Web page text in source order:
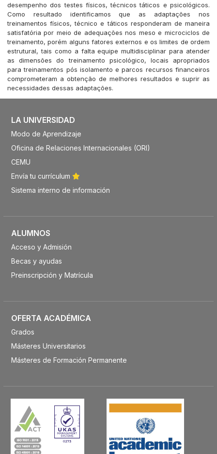
desempenho dos testes físicos, técnicos táticos e psicológicos.
Como resultado identificamos que as adaptações nos
treinamentos físicos, técnico e táticos responderam de maneira
satisfatória por meio de adequações nos meso e microciclos de
treinamento, porém alguns fatores externos e os limites de ordem
estrutural, tais como a falta equipe multidisciplinar para atender
as dimensões do treinamento psicológico, locais apropriados
para treinamentos pós isolamento e parcos recursos financeiros
comprometeram a obtenção de melhores resultados e suprir as
necessidades dessas adaptações.
LA UNIVERSIDAD
Modo de Aprendizaje
Oficina de Relaciones Internacionales (ORI)
CEMU
Envía tu currículum
Sistema interno de información
ALUMNOS
Acceso y Admisión
Becas y ayudas
Preinscripción y Matrícula
OFERTA ACADÉMICA
Grados
Másteres Universitarios
Másteres de Formación Permanente